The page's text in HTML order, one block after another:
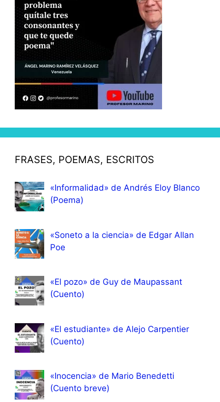
FRASES, POEMAS, ESCRITOS
«Informalidad» de Andrés Eloy Blanco
(Poema)
«Soneto a la ciencia» de Edgar Allan
Poe
«El pozo» de Guy de Maupassant
(Cuento)
«El estudiante» de Alejo Carpentier
(Cuento)
«Inocencia» de Mario Benedetti
(Cuento breve)